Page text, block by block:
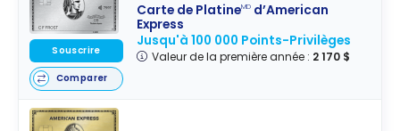
Carte de PlatineMD d’American
Express
Jusqu'à 100 000 Points-Privilèges
Valeur de la première année : 2 170 $
Souscrire
Comparer